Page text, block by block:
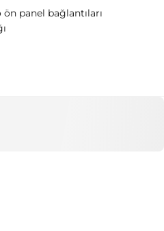
panel bağlantıları